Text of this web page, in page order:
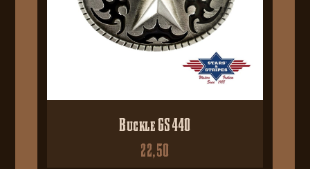
Buckle GS 440
22,50